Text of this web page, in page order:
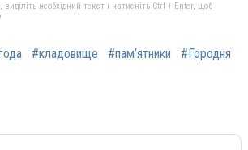
необхідний текст і натисніть Ctrl + Enter, щоб
#кладовище #пам‘ятники #Городня